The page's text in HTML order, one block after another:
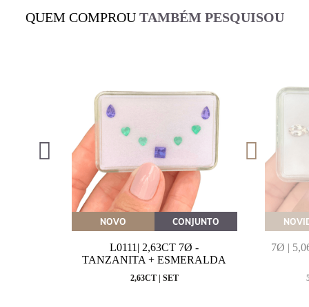
QUEM COMPROU TAMBÉM PESQUISOU
NOVO CONJUNTO
L0111| 2,63CT 7Ø -
TANZANITA + ESMERALDA
2,63CT | SET
7Ø |